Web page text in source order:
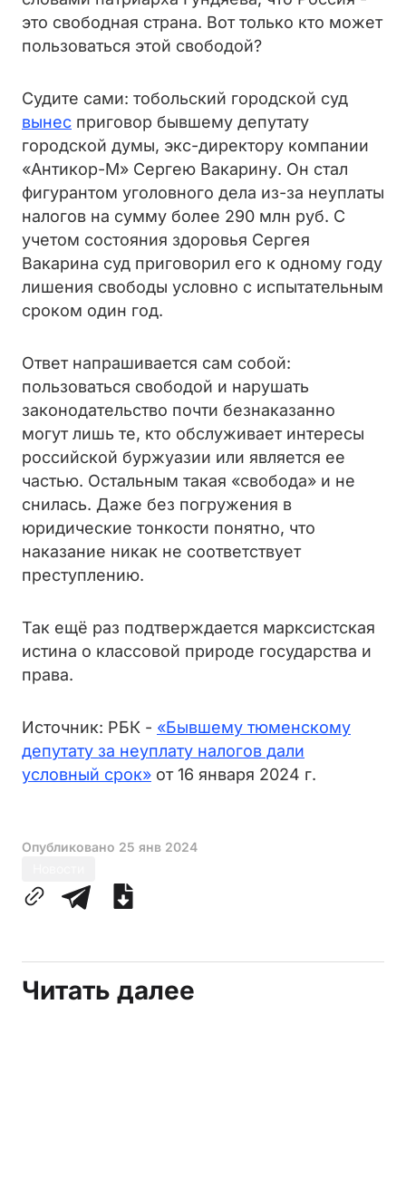
это свободная страна. Вот только кто может
пользоваться этой свободой?
Судите сами: тобольский городской суд
вынес приговор бывшему депутату
городской думы, экс-директору компании
«Антикор-М» Сергею Вакарину. Он стал
фигурантом уголовного дела из-за неуплаты
налогов на сумму более 290 млн руб. С
учетом состояния здоровья Сергея
Вакарина суд приговорил его к одному году
лишения свободы условно с испытательным
сроком один год.
Ответ напрашивается сам собой:
пользоваться свободой и нарушать
законодательство почти безнаказанно
могут лишь те, кто обслуживает интересы
российской буржуазии или является ее
частью. Остальным такая «свобода» и не
снилась. Даже без погружения в
юридические тонкости понятно, что
наказание никак не соответствует
преступлению.
Так ещё раз подтверждается марксистская
истина о классовой природе государства и
права.
Источник: РБК - «Бывшему тюменскому
депутату за неуплату налогов дали
условный срок» от 16 января 2024 г.
Опубликовано 25 янв 2024
Читать далее